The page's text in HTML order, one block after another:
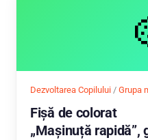
Dezvoltarea Copilului / Grupa
Fișă de colorat
„Mașinuță rapidă”,